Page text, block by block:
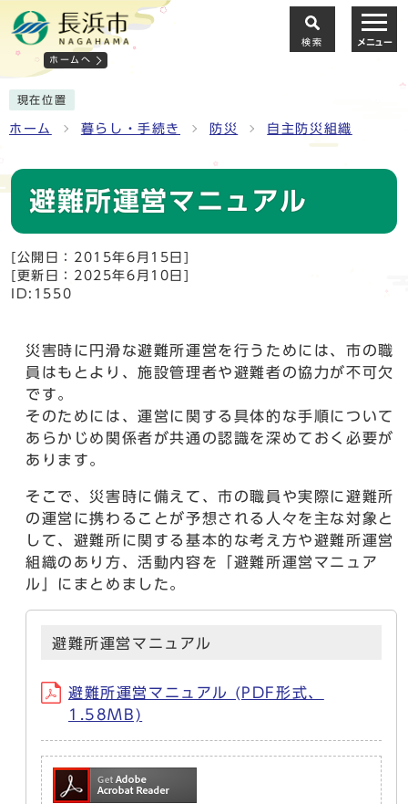
ホームへ
検索 メニュー
現在位置
ホーム 暮らし・手続き 防災 自主防災組織
避難所運営マニュアル
[公開日：2015年6月15日]
[更新日：2025年6月10日]
ID:1550
災害時に円滑な避難所運営を行うためには、市の職
員はもとより、施設管理者や避難者の協力が不可欠
です。
そのためには、運営に関する具体的な手順について
あらかじめ関係者が共通の認識を深めておく必要が
あります。
そこで、災害時に備えて、市の職員や実際に避難所
の運営に携わることが予想される人々を主な対象と
して、避難所に関する基本的な考え方や避難所運営
組織のあり方、活動内容を「避難所運営マニュア
ル」にまとめました。
避難所運営マニュアル
避難所運営マニュアル (PDF形式、
1.58MB)